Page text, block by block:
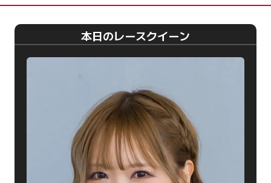
本日のレースクイーン